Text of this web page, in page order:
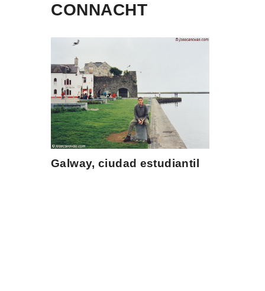
CONNACHT
Galway, ciudad estudiantil